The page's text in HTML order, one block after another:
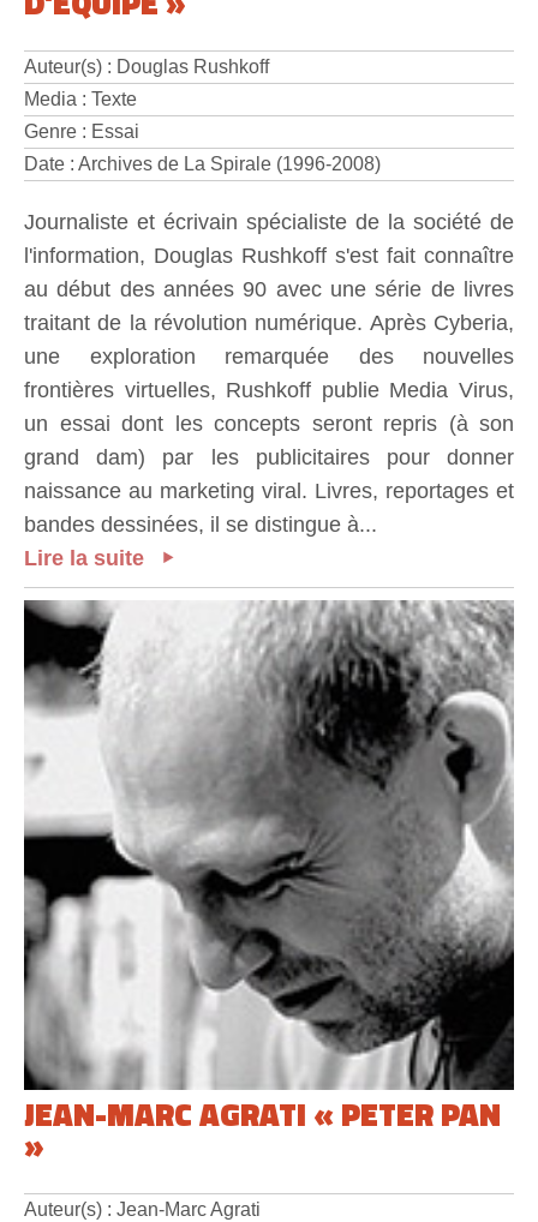
Auteur(s) : Douglas Rushkoff
Media : Texte
Genre : Essai
Date : Archives de La Spirale (1996-2008)
Journaliste et écrivain spécialiste de la société de
l'information, Douglas Rushkoff s'est fait connaître
au début des années 90 avec une série de livres
traitant de la révolution numérique. Après Cyberia,
une exploration remarquée des nouvelles
frontières virtuelles, Rushkoff publie Media Virus,
un essai dont les concepts seront repris (à son
grand dam) par les publicitaires pour donner
naissance au marketing viral. Livres, reportages et
bandes dessinées, il se distingue à...
Lire la suite
JEAN-MARC AGRATI « PETER PAN
»
Auteur(s) : Jean-Marc Agrati